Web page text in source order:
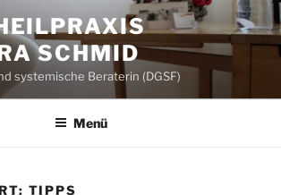
SCHMID
systemische Beraterin (DGSF)
Menü
TIPPS